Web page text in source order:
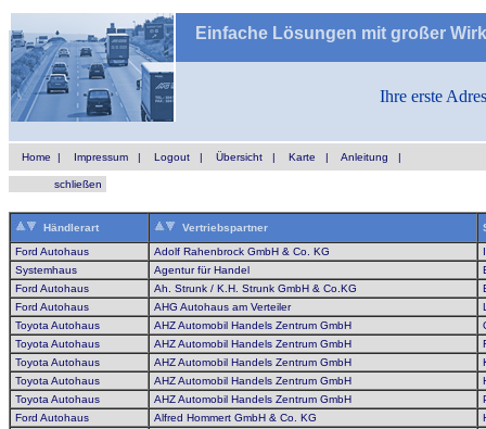
Einfache Lösungen mit großer
Ihre erste
Home | Impressum | Logout | Übersicht | Karte | Anleitung |
schließen
Händlerart Vertriebspartner
Ford Autohaus
Adolf Rahenbrock GmbH & Co. KG
Systemhaus
Agentur für Handel
Ford Autohaus
Ah. Strunk / K.H. Strunk GmbH & Co.KG
Ford Autohaus
AHG Autohaus am Verteiler
Toyota Autohaus
AHZ Automobil Handels Zentrum GmbH
Toyota Autohaus
AHZ Automobil Handels Zentrum GmbH
Toyota Autohaus
AHZ Automobil Handels Zentrum GmbH
Toyota Autohaus
AHZ Automobil Handels Zentrum GmbH
Toyota Autohaus
AHZ Automobil Handels Zentrum GmbH
Ford Autohaus
Alfred Hommert GmbH & Co. KG